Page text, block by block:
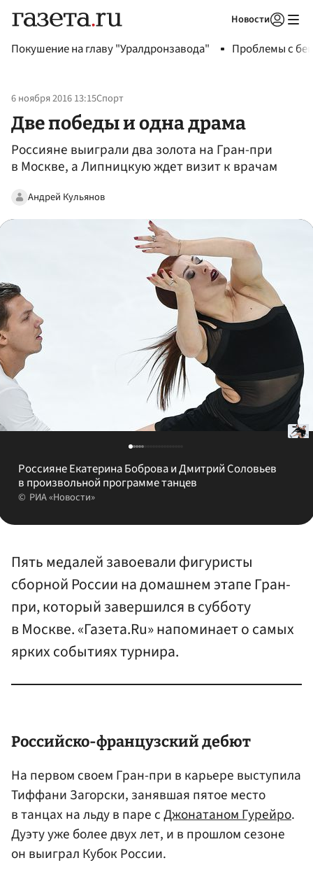
Новости
Покушение на главу "Уралдронзавода" Проблемы с
6 ноября 2016 13:15Спорт
Две победы и одна драма
Россияне выиграли два золота на Гран-при
в Москве, а Липницкую ждет визит к врачам
Андрей Кульянов
Россияне Екатерина Боброва и Дмитрий Соловьев
в произвольной программе танцев
РИА «Новости»
Пять медалей завоевали фигуристы
сборной России на домашнем этапе Гран-
при, который завершился в субботу
в Москве. «Газета.Ru» напоминает о самых
ярких событиях турнира.
Российско-французский дебют
На первом своем Гран-при в карьере выступила
Тиффани Загорски, занявшая пятое место
в танцах на льду в паре сДжонатаном Гурейро.
Дуэту уже более двух лет, и в прошлом сезоне
он выиграл Кубок России.